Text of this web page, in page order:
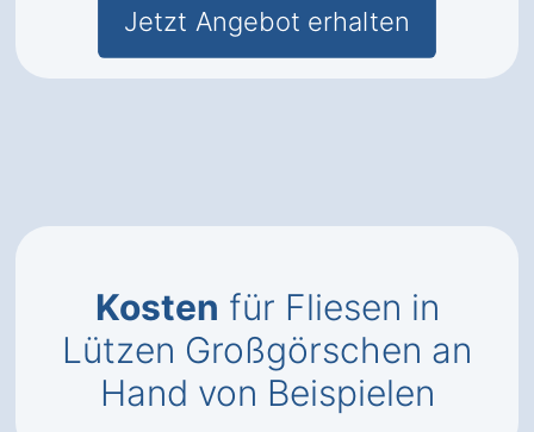
Jetzt Angebot erhalten
Kosten für Fliesen in
Lützen Großgörschen an
Hand von Beispielen